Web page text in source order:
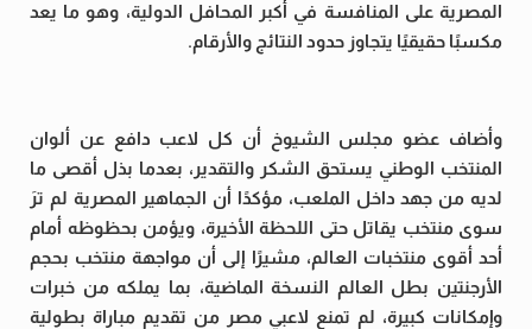
المصرية على المنافسة في أكبر المحافل الدولية، وهو ما يعد
مكسبًا حقيقيًا يتجاوز حدود النتائج والأرقام.
وأضاف عضو مجلس الشيوخ أن كل لاعب دافع عن ألوان
المنتخب الوطني يستحق الشكر والتقدير، بعدما بذل أقصى ما
لديه من جهد داخل الملعب، مؤكدًا أن الجماهير المصرية لم ترَ
سوى منتخب يقاتل حتى اللحظة الأخيرة، ويؤمن بحظوظه أمام
أحد أقوى منتخبات العالم، مشيرًا إلى أن مواجهة منتخب بحجم
الأرجنتين بطل العالم النسخة الماضية، بما يملكه من خبرات
وإمكانات كبيرة، لم تمنع لاعبي مصر من تقديم مباراة بطولية